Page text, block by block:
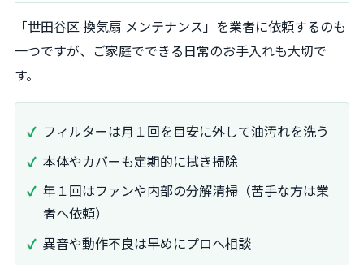
「世田谷区 換気扇 メンテナンス」を業者に依頼するのも
一つですが、ご家庭でできる日常のお手入れも大切で
す。
フィルターは月１回を目安に外して油汚れを洗う
本体やカバーも定期的に拭き掃除
年１回はファンや内部の分解清掃（苦手な方は業
者へ依頼）
異音や動作不良は早めにプロへ相談